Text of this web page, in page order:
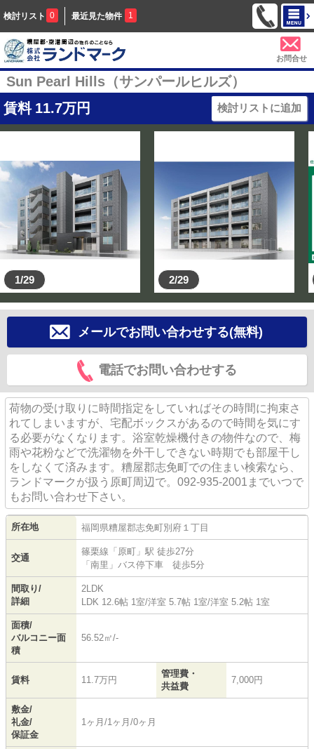
検討リスト 0 最近見た物件 1
お問合せ
Sun Pearl Hills（サンパールヒルズ）
賃料 11.7万円 検討リストに追加
1/29 2/29
メールでお問い合わせする(無料)
電話でお問い合わせする
荷物の受け取りに時間指定をしていればその時間に拘束さ
れてしまいますが、宅配ボックスがあるので時間を気にす
る必要がなくなります。浴室乾燥機付きの物件なので、梅
雨や花粉などで洗濯物を外干しできない時期でも部屋干し
をしなくて済みます。糟屋郡志免町での住まい検索なら、
ランドマークが扱う原町周辺で。092-935-2001までいつで
もお問い合わせ下さい。
所在地 福岡県糟屋郡志免町別府 １丁目
交通
篠栗線 「 原町 」駅 徒歩27分
「南里」バス停下車 徒歩5分
間取り/
詳細
2LDK
LDK 12.6帖 1室/洋室 5.7帖 1室/洋室 5.2帖 1室
面積/
バルコニー面
積
56.52㎡/-
賃料 11.7万円
管理費・
共益費
7,000円
敷金/
礼金/
保証金
1ヶ月/1ヶ月/0ヶ月